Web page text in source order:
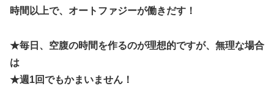
時間以上で、オートファジーが働きだす！
★毎日、空腹の時間を作るのが理想的ですが、無理な場合
は
★週1回でもかまいません！